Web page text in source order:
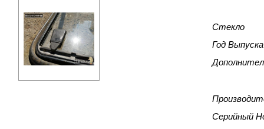
Стекло
Год Выпуска
Серийный